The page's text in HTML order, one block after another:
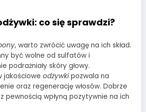
co się sprawdzi?
, warto zwrócić uwagę na ich skład.
być wolne od sulfatów i
podrażniały skóry głowy.
jakościowe odżywkipozwala na
oraz regenerację włosów. Dobrze
pewnością wpłyną pozytywnie na ich